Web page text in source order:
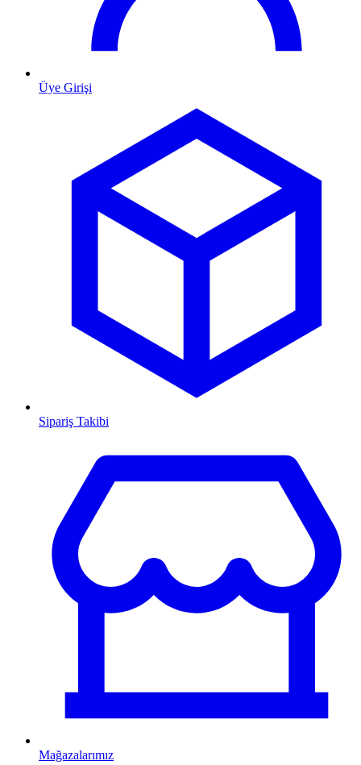
Üye Girişi
Sipariş Takibi
Mağazalarımız